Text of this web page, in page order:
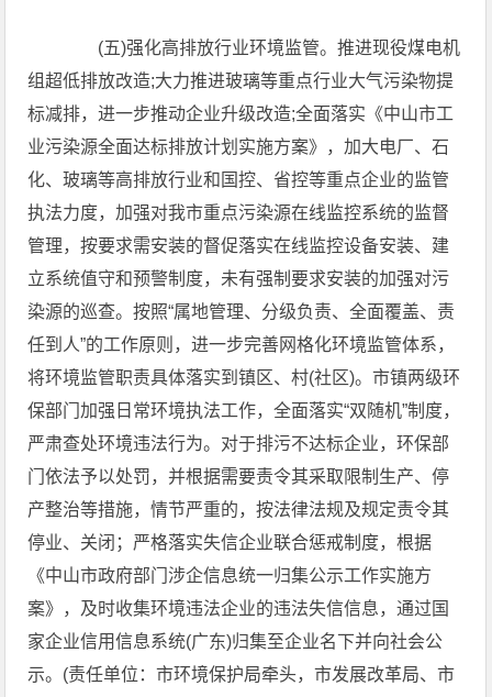
(五)强化高排放行业环境监管。推进现役煤电机
组超低排放改造;大力推进玻璃等重点行业大气污染物提
标减排，进一步推动企业升级改造;全面落实《中山市工
业污染源全面达标排放计划实施方案》，加大电厂、石
化、玻璃等高排放行业和国控、省控等重点企业的监管
执法力度，加强对我市重点污染源在线监控系统的监督
管理，按要求需安装的督促落实在线监控设备安装、建
立系统值守和预警制度，未有强制要求安装的加强对污
染源的巡查。按照“属地管理、分级负责、全面覆盖、责
任到人”的工作原则，进一步完善网格化环境监管体系，
将环境监管职责具体落实到镇区、村(社区)。市镇两级环
保部门加强日常环境执法工作，全面落实“双随机”制度，
严肃查处环境违法行为。对于排污不达标企业，环保部
门依法予以处罚，并根据需要责令其采取限制生产、停
产整治等措施，情节严重的，按法律法规及规定责令其
停业、关闭；严格落实失信企业联合惩戒制度，根据
《中山市政府部门涉企信息统一归集公示工作实施方
案》，及时收集环境违法企业的违法失信信息，通过国
家企业信用信息系统(广东)归集至企业名下并向社会公
示。(责任单位：市环境保护局牵头，市发展改革局、市